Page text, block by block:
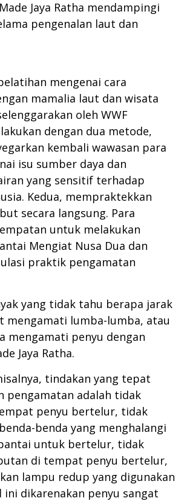
Jaya Ratha mendampingi
pengenalan laut dan
mengenai cara
mamalia laut dan wisata
oleh WWF
dengan dua metode,
kembali wawasan para
isu sumber daya dan
yang sensitif terhadap
Kedua, mempraktekkan
secara langsung. Para
untuk melakukan
Mengiat Nusa Dua dan
praktik pengamatan
yang tidak tahu berapa jarak
mengamati lumba-lumba, atau
mengamati penyu dengan
Jaya Ratha.
tindakan yang tepat
pengamatan adalah tidak
penyu bertelur, tidak
benda yang menghalangi
untuk bertelur, tidak
di tempat penyu bertelur,
lampu redup yang digunakan
ini dikarenakan penyu sangat